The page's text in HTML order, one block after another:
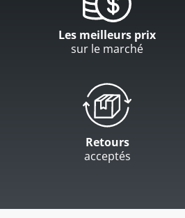
Les meilleurs prix
sur le marché
Retours
acceptés